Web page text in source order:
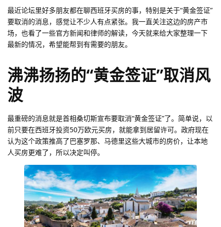
最近论坛里好多朋友都在聊西班牙买房的事，特别是关于“黄金签证”
要取消的消息，感觉让不少人有点紧张。我一直关注这边的房产市
场，也看了一些官方新闻和律师的解读，今天就来给大家整理一下
最新的情况，希望能帮到有需要的朋友。
沸沸扬扬的“黄金签证”取消风
波
最重磅的消息就是首相桑切斯宣布要取消“黄金签证”了。简单说，以
前只要在西班牙投资50万欧元买房，就能拿到居留许可。政府现在
认为这个政策推高了巴塞罗那、马德里这些大城市的房价，让本地
人买房更难了，所以决定叫停。